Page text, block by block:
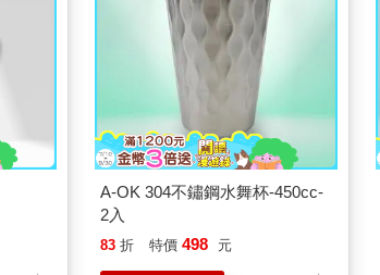
A-OK 304不鏽鋼水舞杯-450cc-
2入
83 折 特價 498 元